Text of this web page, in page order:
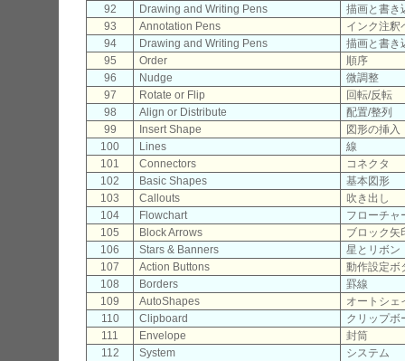
92
Drawing and Writing Pens
描画と書き
93
Annotation Pens
インク注釈
94
Drawing and Writing Pens
描画と書き
95
Order
順序
96
Nudge
微調整
97
Rotate or Flip
回転/反転
98
Align or Distribute
配置/整列
99
Insert Shape
図形の挿入
100
Lines
線
101
Connectors
コネクタ
102
Basic Shapes
基本図形
103
Callouts
吹き出し
104
Flowchart
フローチャ
105
Block Arrows
ブロック矢
106
Stars & Banners
星とリボン
107
Action Buttons
動作設定ボ
108
Borders
罫線
109
AutoShapes
オートシェ
110
Clipboard
クリップボ
111
Envelope
封筒
112
System
システム